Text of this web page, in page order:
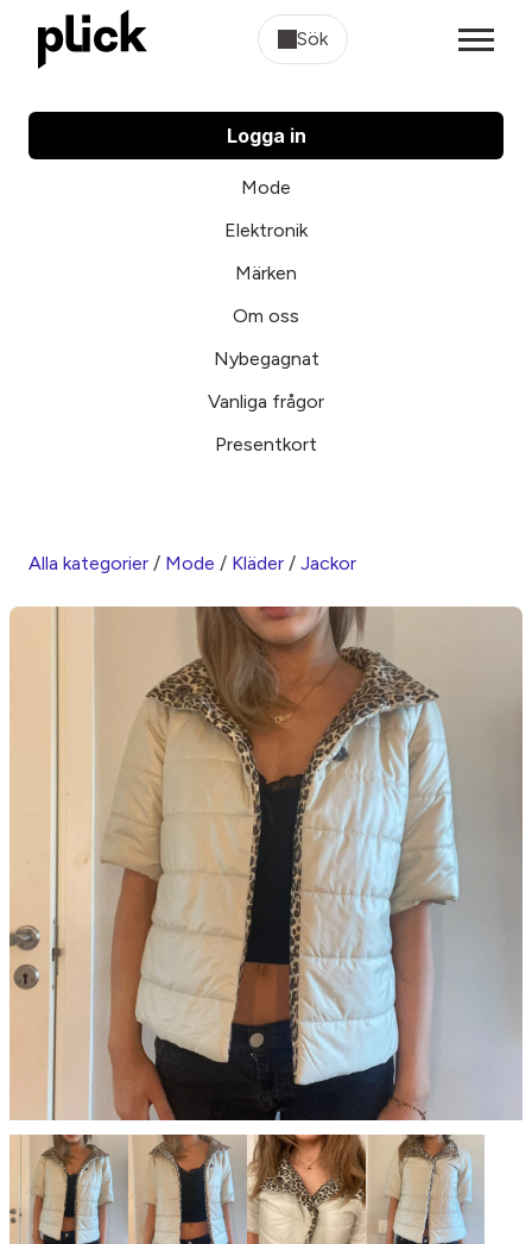
Sök
Logga in
Mode
Elektronik
Märken
Om oss
Nybegagnat
Vanliga frågor
Presentkort
Alla kategorier / Mode / Kläder / Jackor